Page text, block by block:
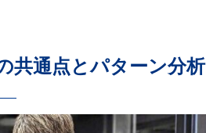
共通点とパターン分析